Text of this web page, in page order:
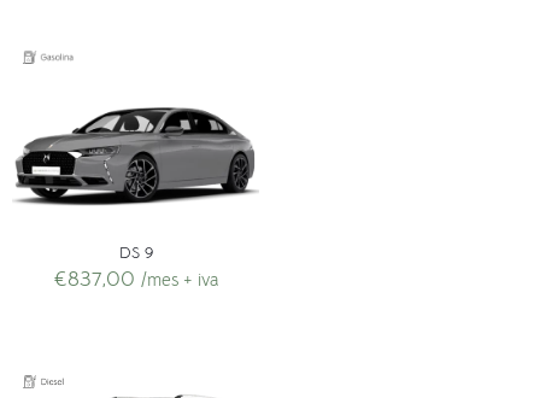
DS 9
€837,00 /mes + iva